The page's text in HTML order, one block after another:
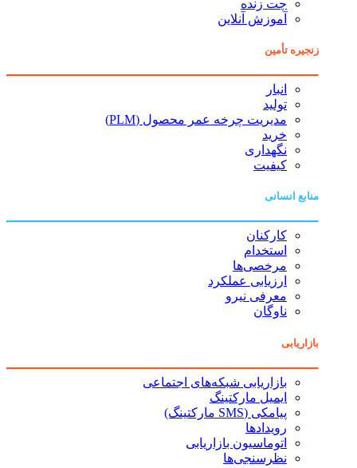
چت زنده
آموزش آنلاین
زنجیره تأمین
انبار
تولید
مدیریت چرخه عمر محصول (PLM)
خرید
نگهداری
کیفیت
منابع انسانی
کارکنان
استخدام
مرخصی‌ها
ارزیابی عملکرد
معرفی نیرو
ناوگان
بازاریابی
بازاریابی شبکه‌های اجتماعی
ایمیل مارکتینگ
پیامکی (SMS مارکتینگ)
رویدادها
اتوماسیون بازاریابی
نظرسنجی‌ها